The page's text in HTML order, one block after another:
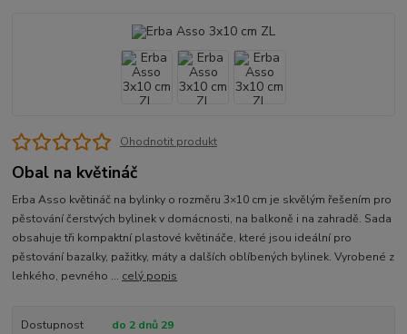
Ohodnotit produkt
Obal na květináč
Erba Asso květináč na bylinky o rozměru 3×10 cm je skvělým řešením pro
pěstování čerstvých bylinek v domácnosti, na balkoně i na zahradě. Sada
obsahuje tři kompaktní plastové květináče, které jsou ideální pro
pěstování bazalky, pažitky, máty a dalších oblíbených bylinek. Vyrobené z
lehkého, pevného ... celý popis
Dostupnost
do 2 dnů 29